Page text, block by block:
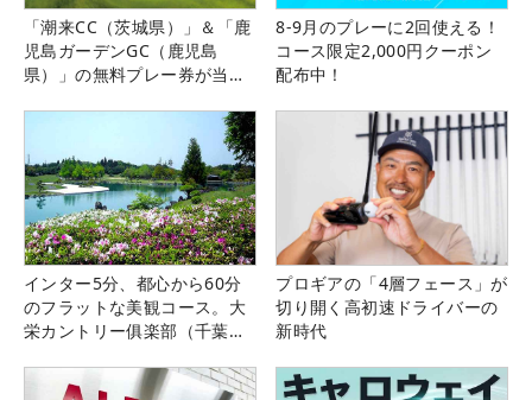
「潮来CC（茨城県）」＆「鹿
児島ガーデンGC（鹿児島
県）」の無料プレー券が当た
8-9月のプレーに2回使える！
コース限定2,000円クーポン
配布中！
インター5分、都心から60分
のフラットな美観コース。大
栄カントリー俱楽部（千葉
プロギアの「4層フェース」が
切り開く高初速ドライバーの
新時代